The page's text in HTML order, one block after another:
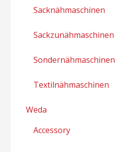
Sacknähmaschinen
Sackzunähmaschinen
Sondernähmaschinen
Textilnähmaschinen
Weda
Accessory